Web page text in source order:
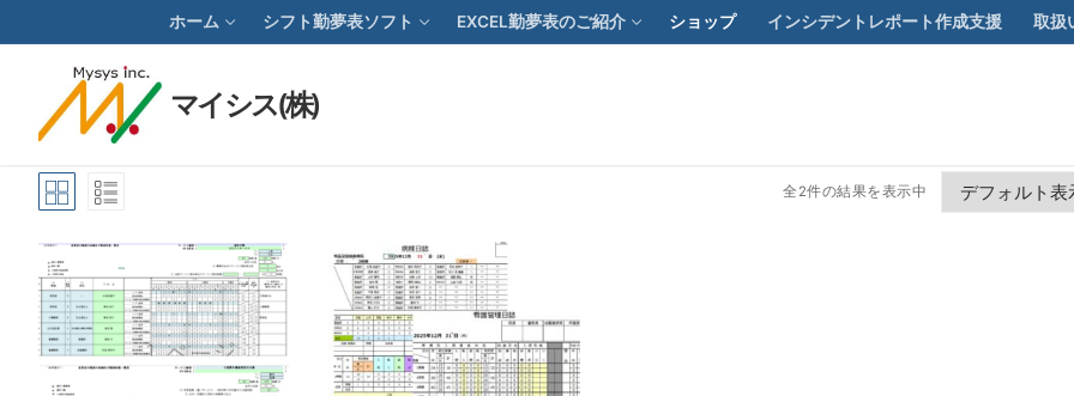
ン
ホーム シフト勤夢表ソフト EXCEL勤夢表のご紹介 ショップ インシデントレポート作成支援 取扱
マイシス(株)
全2件の結果を表示中